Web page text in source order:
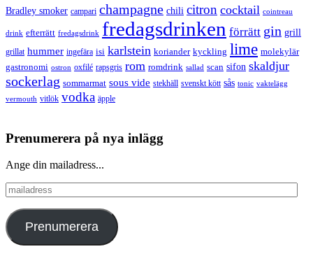
Bradley smoker campari champagne chili citron cocktail cointreau
drink efterrätt fredagsdrink fredagsdrinken förrätt gin grill
grillat hummer ingefära isi karlstein koriander kyckling lime molekylär
gastronomi ostron oxfilé rapsgris rom romdrink sallad scan sifon skaldjur
sockerlag sommarmat sous vide stekhäll svenskt kött sås tonic vaktelägg
vermouth vitlök vodka äpple
Prenumerera på nya inlägg
Ange din mailadress...
mailadress
Prenumerera